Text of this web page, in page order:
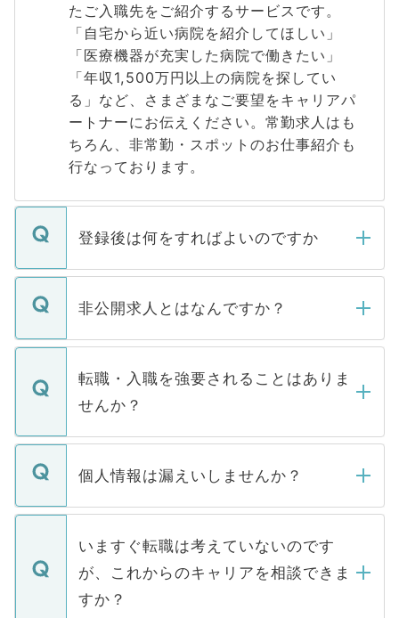
たご入職先をご紹介するサービスです。
「自宅から近い病院を紹介してほしい」
「医療機器が充実した病院で働きたい」
「年収1,500万円以上の病院を探してい
る」など、さまざまなご要望をキャリアパ
ートナーにお伝えください。常勤求人はも
ちろん、非常勤・スポットのお仕事紹介も
行なっております。
登録後は何をすればよいのですか
ご登録いただきましたら、弊社担当者がご
登録内容を確認し、その後メールもしくは
ます。通常、5営業日以内にはご連絡をせて
いただきますので、しばらくお待ちくださ
い。
非公開求人とはなんですか？
マイナビDOCTORで取り扱っている求人の
うち約3割は、Webサイトからご覧いただ
けない「非公開求人」です。非公開求人は
下記の理由によって、一般には公開してい
ません。
■応募殺到を避けるため 人気のある医療機
関を公にしてしまうと、応募が殺到する場
に、医療機関が求める条件に合った人材の
みを人材紹介会社に依頼するケースが増え
ています。
転職・入職を強要されることはありま
せんか？
転職・入職を強要することは一切ありませ
ん。また、仮に応募先から内定をいただい
定を承諾する必要はありません。内定先へ
の辞退の連絡はキャリアパートナーが行い
ますので、ご安心ください。
個人情報は漏えいしませんか？
個人情報が漏えいすることはありませんの
で、ご安心ください。当サイトからの登録
などで収集したご登録者様の個人情報は、
ご本人のキャリアアップおよび転職活動の
支援を目的に使用いたします。お預かりし
いますぐ転職は考えていないのです
が、これからのキャリアを相談できま
すか？